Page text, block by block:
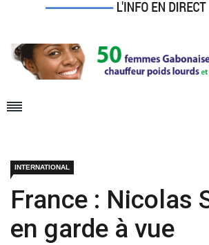
INTERNATIONAL
France : Nicolas
en garde à vue